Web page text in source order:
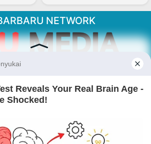
NETWORK
menyajikan berita aktual dan
terverifikasi dari sumber yang tepat.
Follow Kabarbaru